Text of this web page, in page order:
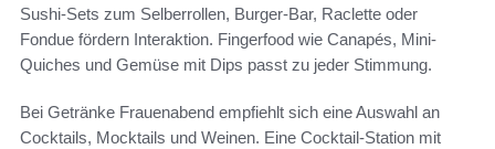
Sushi-Sets zum Selberrollen, Burger-Bar, Raclette oder
Fondue fördern Interaktion. Fingerfood wie Canapés, Mini-
Quiches und Gemüse mit Dips passt zu jeder Stimmung.
Bei Getränke Frauenabend empfiehlt sich eine Auswahl an
Cocktails, Mocktails und Weinen. Eine Cocktail-Station mit